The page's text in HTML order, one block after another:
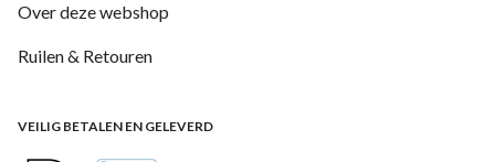
Over deze webshop
Ruilen & Retouren
VEILIG BETALEN EN GELEVERD